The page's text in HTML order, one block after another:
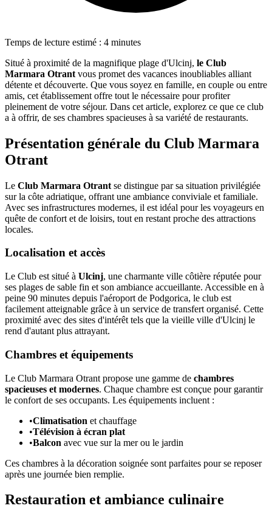
Temps de lecture estimé : 4 minutes
Situé à proximité de la magnifique plage d'Ulcinj, le Club
Marmara Otrant vous promet des vacances inoubliables alliant
détente et découverte. Que vous soyez en famille, en couple ou entre
amis, cet établissement offre tout le nécessaire pour profiter
pleinement de votre séjour. Dans cet article, explorez ce que ce club
a à offrir, de ses chambres spacieuses à sa variété de restaurants.
Présentation générale du Club Marmara
Otrant
Le Club Marmara Otrant se distingue par sa situation privilégiée
sur la côte adriatique, offrant une ambiance conviviale et familiale.
Avec ses infrastructures modernes, il est idéal pour les voyageurs en
quête de confort et de loisirs, tout en restant proche des attractions
locales.
Localisation et accès
Le Club est situé à Ulcinj, une charmante ville côtière réputée pour
ses plages de sable fin et son ambiance accueillante. Accessible en à
peine 90 minutes depuis l'aéroport de Podgorica, le club est
facilement atteignable grâce à un service de transfert organisé. Cette
proximité avec des sites d'intérêt tels que la vieille ville d'Ulcinj le
rend d'autant plus attrayant.
Chambres et équipements
Le Club Marmara Otrant propose une gamme de chambres
spacieuses et modernes. Chaque chambre est conçue pour garantir
le confort de ses occupants. Les équipements incluent :
•Climatisation et chauffage
•Télévision à écran plat
•Balcon avec vue sur la mer ou le jardin
Ces chambres à la décoration soignée sont parfaites pour se reposer
après une journée bien remplie.
Restauration et ambiance culinaire